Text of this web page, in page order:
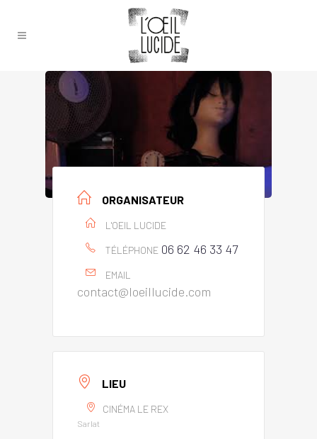
ORGANISATEUR
L'OEIL LUCIDE
TÉLÉPHONE 06 62 46 33 47
EMAIL
contact@loeillucide.com
LIEU
CINÉMA LE REX
Sarlat